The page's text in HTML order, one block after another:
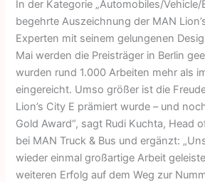
In der Kategorie „Automobiles/Vehicle/
begehrte Auszeichnung der MAN
Experten mit seinem gelungenen
Mai werden die Preisträger in Berlin
wurden rund 1.000 Arbeiten mehr als
eingereicht. Umso größer ist die
Lion’s City E prämiert wurde – und
Gold Award“, sagt Rudi Kuchta, Head
bei MAN Truck & Bus und ergänzt:
wieder einmal großartige Arbeit
weiteren Erfolg auf dem Weg zur